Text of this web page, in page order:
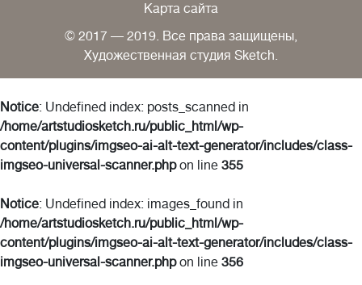
Карта сайта
© 2017 — 2019. Все права защищены,
Художественная студия Sketch.
Notice: Undefined index: posts_scanned in
/home/artstudiosketch.ru/public_html/wp-
content/plugins/imgseo-ai-alt-text-generator/includes/class-
imgseo-universal-scanner.phpon line 355
Notice: Undefined index: images_found in
/home/artstudiosketch.ru/public_html/wp-
content/plugins/imgseo-ai-alt-text-generator/includes/class-
imgseo-universal-scanner.phpon line 356